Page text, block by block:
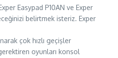
Easypad P10AN ve Exper
belirtmek isteriz. Exper
çok hızlı geçişler
oyunları konsol